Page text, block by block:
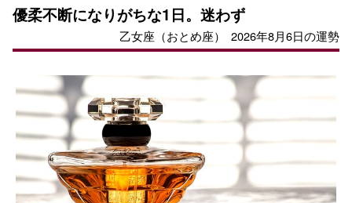
優柔不断になりがちな1日。迷わず
乙女座（おとめ座） 2026年8月6日の運勢